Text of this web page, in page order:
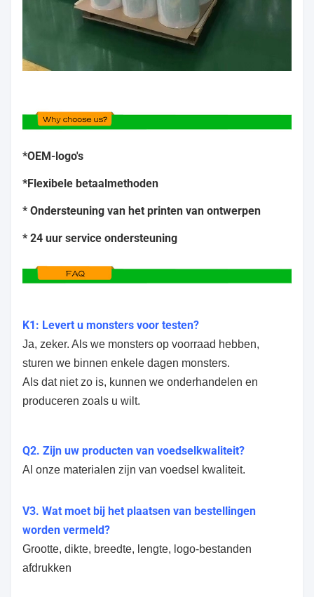
*OEM-logo's
*Flexibele betaalmethoden
* Ondersteuning van het printen van ontwerpen
* 24 uur service ondersteuning
K1: Levert u monsters voor testen?
Ja, zeker. Als we monsters op voorraad hebben,
sturen we binnen enkele dagen monsters.
Als dat niet zo is, kunnen we onderhandelen en
produceren zoals u wilt.
Q2. Zijn uw producten van voedselkwaliteit?
Al onze materialen zijn van voedsel kwaliteit.
V3. Wat moet bij het plaatsen van bestellingen
worden vermeld?
Grootte, dikte, breedte, lengte, logo-bestanden
afdrukken